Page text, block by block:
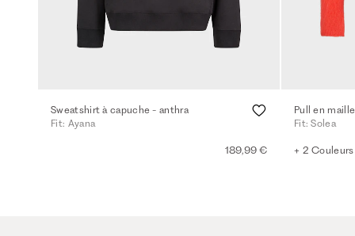
Sweatshirt à capuche - anthra
Fit: Ayana
189,99 €
Pull en
Fit: Solea
+ 2 Couleurs